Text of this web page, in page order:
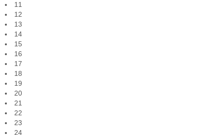
11
12
13
14
15
16
17
18
19
20
21
22
23
24